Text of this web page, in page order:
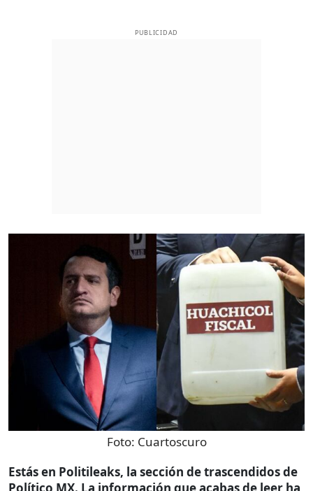
PUBLICIDAD
Foto: Cuartoscuro
Estás en Politileaks, la sección de trascendidos de